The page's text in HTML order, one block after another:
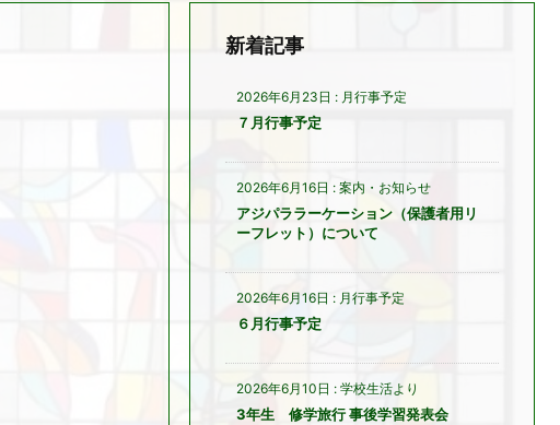
新着記事
2026年6月23日 : 月行事予定
７月行事予定
2026年6月16日 : 案内・お知らせ
アジパララーケーション（保護者用リ
ーフレット）について
2026年6月16日 : 月行事予定
６月行事予定
2026年6月10日 : 学校生活より
3年生 修学旅行 事後学習発表会